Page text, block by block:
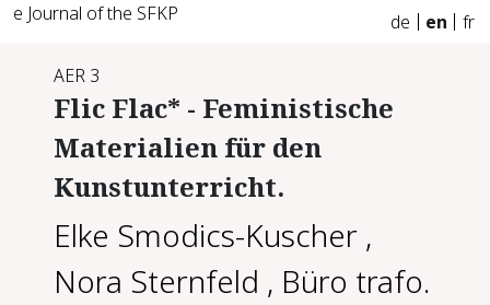
e Journal of the SFKP de en fr
AER 3
Flic Flac* - Feministische
Materialien für den
Kunstunterricht.
Elke Smodics-Kuscher ,
Nora Sternfeld , Büro trafo.